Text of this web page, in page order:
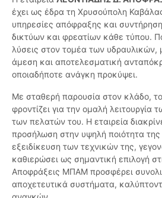
έχει ως έδρα τη Χρυσούπολη
υπηρεσίες απόφραξης και
δικτύων και φρεατίων κάθε τύπου.
λύσεις στον τομέα των υδραυλικών,
άμεση και αποτελεσματική
οποιαδήποτε ανάγκη προκύψει.
Με σταθερή παρουσία στον κλάδο,
φροντίζει για την ομαλή
των πελατών του. Η εταιρεία
προσήλωση στην υψηλή ποιότητα της
εξειδίκευση των τεχνικών της,
καθιερώσει ως σημαντική επιλογή
Αποφράξεις ΜΠΑΜ προσφέρει
αποχετευτικά συστήματα,